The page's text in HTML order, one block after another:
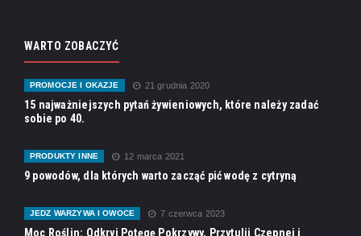
WARTO ZOBACZYĆ
PROMOCJE I OKAZJE 21 grudnia 2020
15 najważniejszych pytań żywieniowych, które należy zadać
sobie po 40.
PRODUKTY INNE 12 marca 2021
9 powodów, dla których warto zacząć pić wodę z cytryną
JEDZ WARZYWA I OWOCE 7 czerwca 2023
Moc Roślin: Odkryj Potęgę Pokrzywy, Przytulii Czepnej i